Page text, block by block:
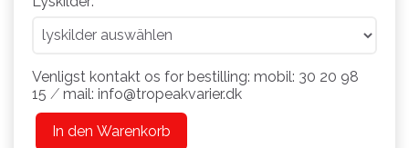
Venligst kontakt os for bestilling: mobil: 30 20 98
15 ⁄ mail: info@tropeakvarier.dk
In den Warenkorb